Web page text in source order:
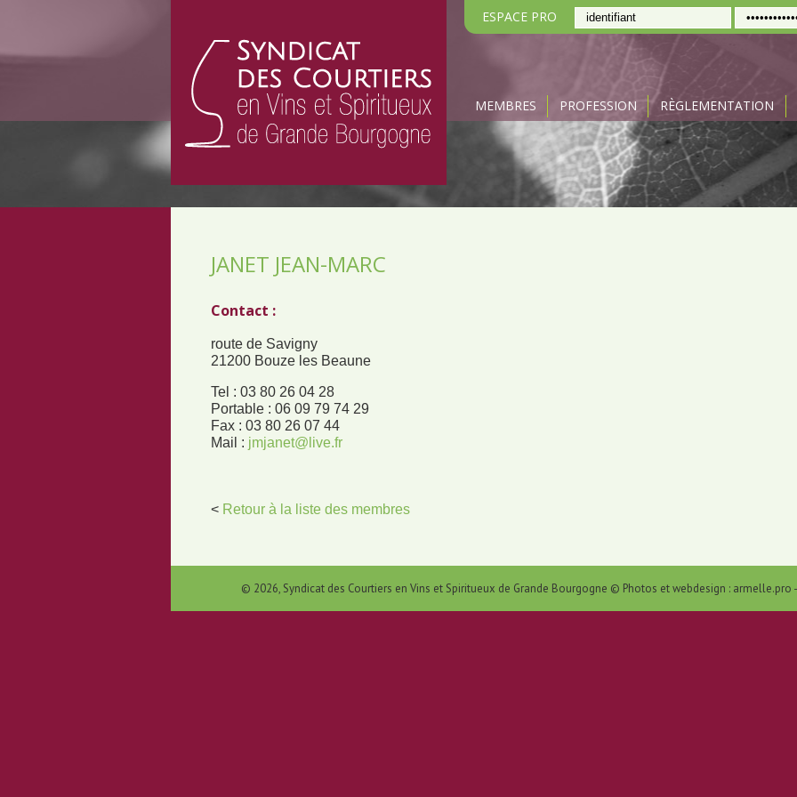
ESPACE PRO
MEMBRES PROFESSION RÈGLEMENTATION
JANET JEAN-MARC
Contact :
route de Savigny
21200 Bouze les Beaune
Tel : 03 80 26 04 28
Portable : 06 09 79 74 29
Fax : 03 80 26 07 44
Mail : jmjanet@live.fr
< Retour à la liste des membres
© 2026, Syndicat des Courtiers en Vins et Spiritueux de Grande Bourgogne © Photos et webdesign : armelle.pro